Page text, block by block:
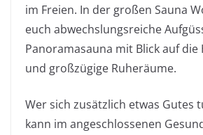
im Freien. In der großen Sauna
euch abwechslungsreiche
Panoramasauna mit Blick auf die
und großzügige Ruheräume.
Wer sich zusätzlich etwas Gutes
kann im angeschlossenen